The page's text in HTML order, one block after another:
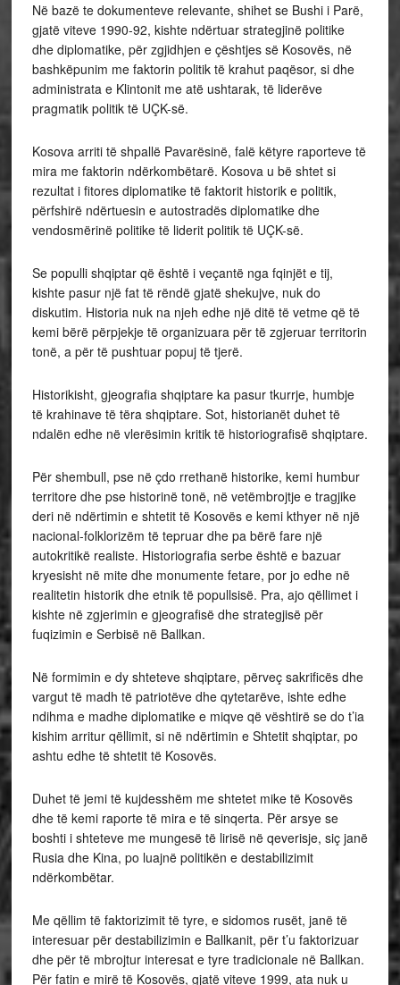
Në bazë te dokumenteve relevante, shihet se Bushi i Parë,
gjatë viteve 1990-92, kishte ndërtuar strategjinë politike
dhe diplomatike, për zgjidhjen e çështjes së Kosovës, në
bashkëpunim me faktorin politik të krahut paqësor, si dhe
administrata e Klintonit me atë ushtarak, të liderëve
pragmatik politik të UÇK-së.
Kosova arriti të shpallë Pavarësinë, falë këtyre raporteve të
mira me faktorin ndërkombëtarë. Kosova u bë shtet si
rezultat i fitores diplomatike të faktorit historik e politik,
përfshirë ndërtuesin e autostradës diplomatike dhe
vendosmërinë politike të liderit politik të UÇK-së.
Se populli shqiptar që është i veçantë nga fqinjët e tij,
kishte pasur një fat të rëndë gjatë shekujve, nuk do
diskutim. Historia nuk na njeh edhe një ditë të vetme që të
kemi bërë përpjekje të organizuara për të zgjeruar territorin
tonë, a për të pushtuar popuj të tjerë.
Historikisht, gjeografia shqiptare ka pasur tkurrje, humbje
të krahinave të tëra shqiptare. Sot, historianët duhet të
ndalën edhe në vlerësimin kritik të historiografisë shqiptare.
Për shembull, pse në çdo rrethanë historike, kemi humbur
territore dhe pse historinë tonë, në vetëmbrojtje e tragjike
deri në ndërtimin e shtetit të Kosovës e kemi kthyer në një
nacional-folklorizëm të tepruar dhe pa bërë fare një
autokritikë realiste. Historiografia serbe është e bazuar
kryesisht në mite dhe monumente fetare, por jo edhe në
realitetin historik dhe etnik të popullsisë. Pra, ajo qëllimet i
kishte në zgjerimin e gjeografisë dhe strategjisë për
fuqizimin e Serbisë në Ballkan.
Në formimin e dy shteteve shqiptare, përveç sakrificës dhe
vargut të madh të patriotëve dhe qytetarëve, ishte edhe
ndihma e madhe diplomatike e miqve që vështirë se do t’ia
kishim arritur qëllimit, si në ndërtimin e Shtetit shqiptar, po
ashtu edhe të shtetit të Kosovës.
Duhet të jemi të kujdesshëm me shtetet mike të Kosovës
dhe të kemi raporte të mira e të sinqerta. Për arsye se
boshti i shteteve me mungesë të lirisë në qeverisje, siç janë
Rusia dhe Kina, po luajnë politikën e destabilizimit
ndërkombëtar.
Me qëllim të faktorizimit të tyre, e sidomos rusët, janë të
interesuar për destabilizimin e Ballkanit, për t’u faktorizuar
dhe për të mbrojtur interesat e tyre tradicionale në Ballkan.
Për fatin e mirë të Kosovës, gjatë viteve 1999, ata nuk u